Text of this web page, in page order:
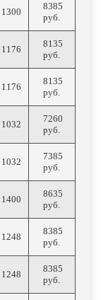
1300
8385
руб.
1176
8135
руб.
1176
8135
руб.
1032
7260
руб.
1032
7385
руб.
1400
8635
руб.
1248
8385
руб.
1248
8385
руб.